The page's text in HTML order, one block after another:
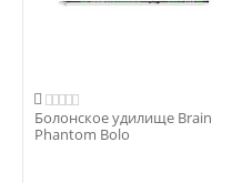

Болонское удилище Brain
Phantom Bolo